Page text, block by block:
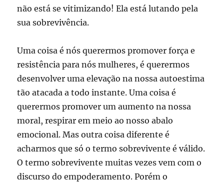
não está se vitimizando! Ela está lutando pela
sua sobrevivência.
Uma coisa é nós querermos promover força e
resistência para nós mulheres, é querermos
desenvolver uma elevação na nossa autoestima
tão atacada a todo instante. Uma coisa é
querermos promover um aumento na nossa
moral, respirar em meio ao nosso abalo
emocional. Mas outra coisa diferente é
acharmos que só o termo sobrevivente é válido.
O termo sobrevivente muitas vezes vem com o
discurso do empoderamento. Porém o